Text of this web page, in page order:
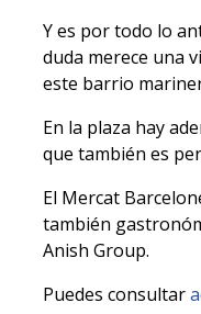
Y es por todo lo
duda merece una
este barrio
En la plaza hay
que también es
El Mercat
también
Anish Group.
Puedes consultar